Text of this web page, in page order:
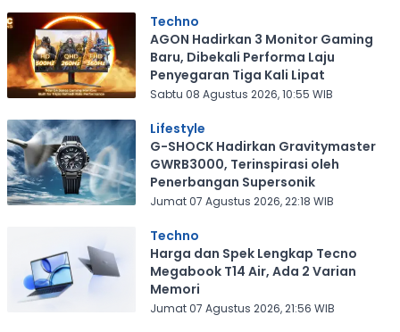
Techno
AGON Hadirkan 3 Monitor Gaming
Baru, Dibekali Performa Laju
Penyegaran Tiga Kali Lipat
Sabtu 08 Agustus 2026, 10:55 WIB
Lifestyle
G-SHOCK Hadirkan Gravitymaster
GWRB3000, Terinspirasi oleh
Penerbangan Supersonik
Jumat 07 Agustus 2026, 22:18 WIB
Techno
Harga dan Spek Lengkap Tecno
Megabook T14 Air, Ada 2 Varian
Memori
Jumat 07 Agustus 2026, 21:56 WIB